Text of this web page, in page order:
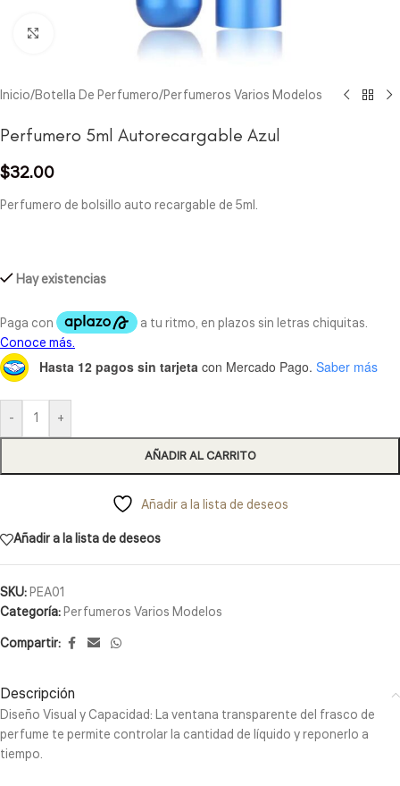
Inicio/Botella De Perfumero/Perfumeros Varios Modelos
Perfumero 5ml Autorecargable Azul
$32.00
Perfumero de bolsillo auto recargable de 5ml.
Hay existencias
Hasta 12 pagos sin tarjeta con Mercado Pago. Saber más
- +
AÑADIR AL CARRITO
Añadir a la lista de deseos
Añadir a la lista de deseos
SKU:PEA01
Categoría:Perfumeros Varios Modelos
Compartir:
Descripción
Diseño Visual y Capacidad: La ventana transparente del frasco de
perfume te permite controlar la cantidad de líquido y reponerlo a
tiempo.